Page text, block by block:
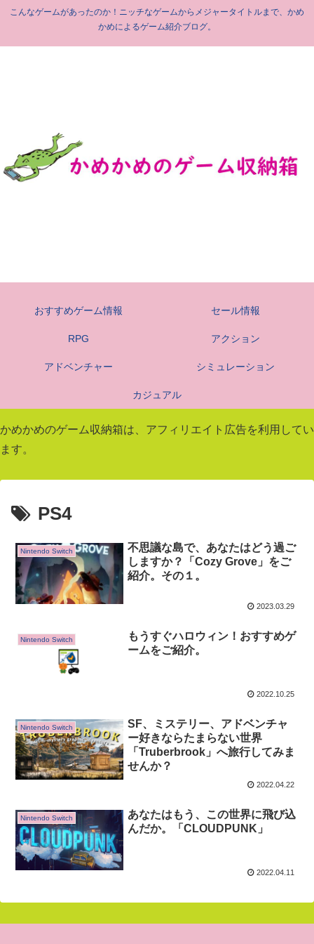
こんなゲームがあったのか！ニッチなゲームからメジャータイトルまで、かめ
かめによるゲーム紹介ブログ。
おすすめゲーム情報 セール情報
RPG アクション
アドベンチャー シミュレーション
カジュアル
かめかめのゲーム収納箱は、アフィリエイト広告を利用してい
ます。
PS4
Nintendo Switch
不思議な島で、あなたはどう過ご
しますか？「Cozy Grove」をご
紹介。その１。
2023.03.29
Nintendo Switch
もうすぐハロウィン！おすすめゲ
ームをご紹介。
2022.10.25
Nintendo Switch
SF、ミステリー、アドベンチャ
ー好きならたまらない世界
「Truberbrook」へ旅行してみま
せんか？
2022.04.22
Nintendo Switch
あなたはもう、この世界に飛び込
んだか。「CLOUDPUNK」
2022.04.11